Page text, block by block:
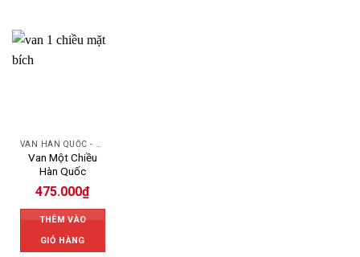
Van Một Chiều
Hàn Quốc
475.000₫
THÊM VÀO
GIỎ HÀNG